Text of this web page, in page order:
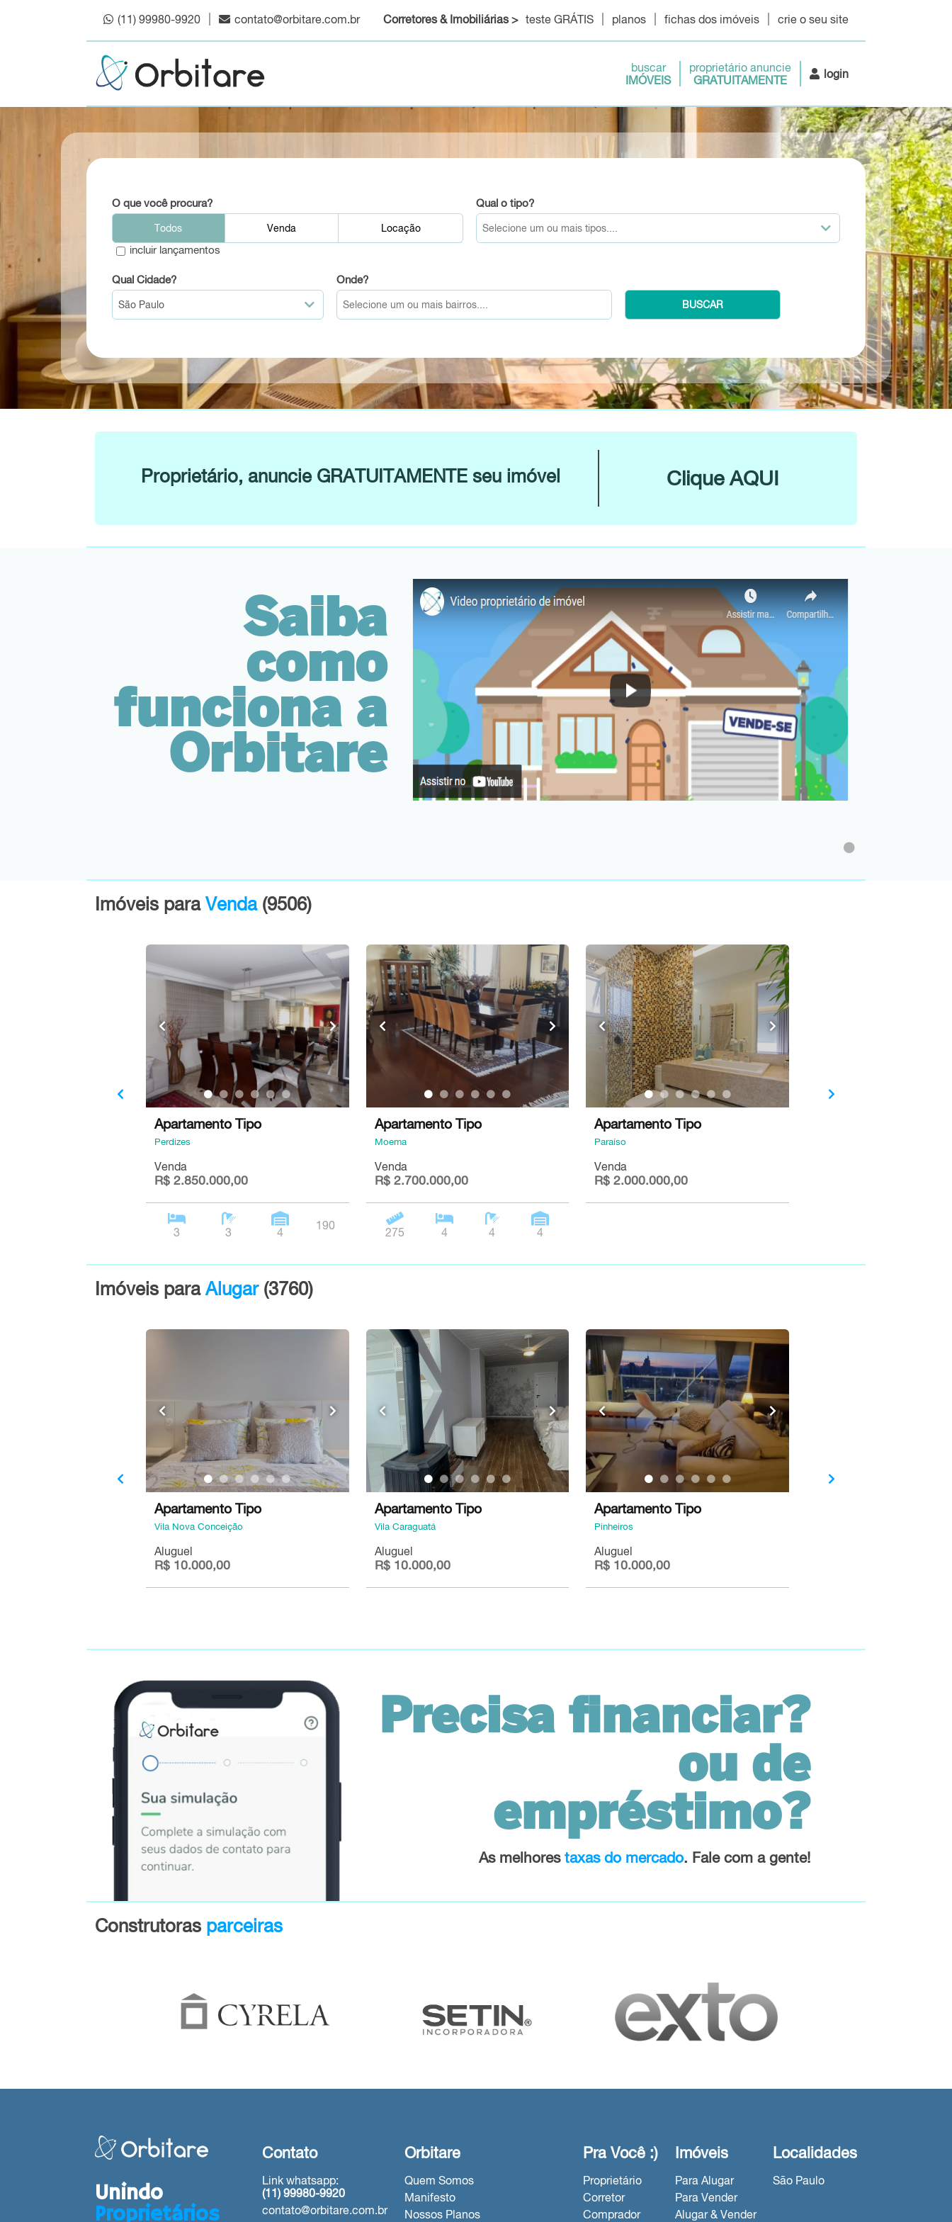
(11) 99980-9920 contato@orbitare.com.br Corretores & Imobiliárias > teste GRÁTIS planos fichas dos imóveis crie o seu site
buscar
IMÓVEIS
proprietário anuncie
GRATUITAMENTE
login
O que você procura?
Todos Venda Locação
incluir lançamentos
Qual o tipo?
Qual Cidade? Onde?
BUSCAR
Proprietário, anuncie GRATUITAMENTE seu imóvel Clique AQUI
Saiba
como
funciona a
Orbitare
Imóveis para Venda(9506)
Apartamento Tipo
Perdizes
Venda
R$ 2.850.000,00
3 3 4
190
Apartamento Tipo
Moema
Venda
R$ 2.700.000,00
275 4 4 4
Apartamento Tipo
Paraíso
Venda
R$ 2.000.000,00
Imóveis para Alugar(3760)
Apartamento Tipo
Vila Nova Conceição
Aluguel
R$ 10.000,00
Apartamento Tipo
Vila Caraguatá
Aluguel
R$ 10.000,00
Apartamento Tipo
Pinheiros
Aluguel
R$ 10.000,00
Precisa financiar?
ou de
empréstimo?
As melhorestaxas do mercado. Fale com a gente!
Construtoras parceiras
Unindo
Proprietários
Contato
Link whatsapp:
(11) 99980-9920
contato@orbitare.com.br
Orbitare
Quem Somos
Manifesto
Nossos Planos
Pra Você :)
Proprietário
Corretor
Comprador
Imóveis
Para Alugar
Para Vender
Alugar & Vender
Localidades
São Paulo